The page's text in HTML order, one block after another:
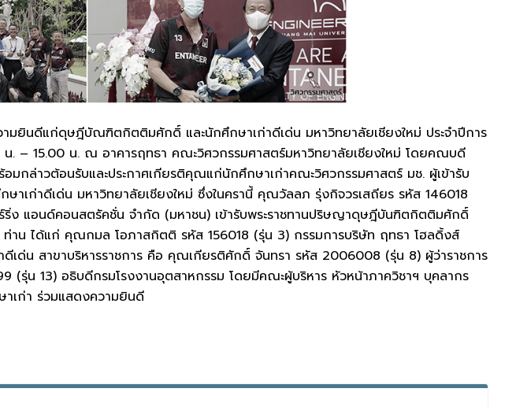
มยินดีแก่ดุษฎีบัณฑิตกิตติมศักดิ์ และนักศึกษาเก่าดีเด่น มหาวิทยาลัยเชียงใหม่ ประจำปีการ
. – 15.00 น. ณ อาคารฤทธา คณะวิศวกรรมศาสตร์มหาวิทยาลัยเชียงใหม่ โดยคณบดี
มกล่าวต้อนรับและประกาศเกียรติคุณแก่นักศึกษาเก่าคณะวิศวกรรมศาสตร์ มช. ผู้เข้ารับ
ก่าดีเด่น มหาวิทยาลัยเชียงใหม่ ซึ่งในครานี้ คุณวัลลภ รุ่งกิจวรเสถียร รหัส 146018
ริ่ง แอนด์คอนสตรัคชั่น จำกัด (มหาชน) เข้ารับพระราชทานปริษญาดุษฎีบันฑิตกิตติมศักดิ์
ท่าน ได้แก่ คุณกมล โอภาสกิตติ รหัส 156018 (รุ่น 3) กรรมการบริษัท ฤทธา โฮลดิ้งส์
เด่น สาขาบริหารราชการ คือ คุณเกียรติศักดิ์ จันทรา รหัส 2006008 (รุ่น 8) ผู้ว่าราชการ
น 13) อธิบดีกรมโรงงานอุตสาหกรรม โดยมีคณะผู้บริหาร หัวหน้าภาควิชาฯ บุคลากร
เก่า ร่วมแสดงความยินดี